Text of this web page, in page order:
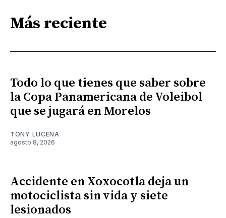
Más reciente
Todo lo que tienes que saber sobre
la Copa Panamericana de Voleibol
que se jugará en Morelos
TONY LUCENA
agosto 8, 2026
Accidente en Xoxocotla deja un
motociclista sin vida y siete
lesionados